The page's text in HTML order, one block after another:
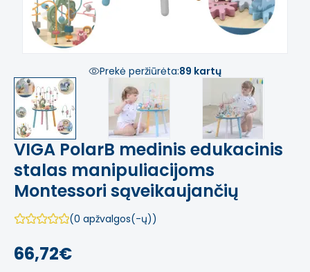
Prekė peržiūrėta:89 kartų
VIGA PolarB medinis edukacinis
stalas manipuliacijoms
Montessori sąveikaujančių
(0 apžvalgos(-ų))
66,72€